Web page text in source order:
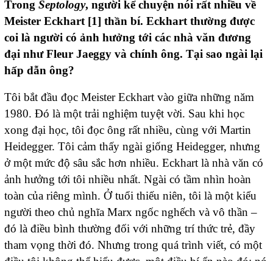
Trong Septology, người kể chuyện nói rất nhiều về
Meister Eckhart [1] thần bí. Eckhart thường được
coi là người có ảnh hưởng tới các nhà văn đương
đại như Fleur Jaeggy và chính ông. Tại sao ngài lại
hấp dẫn ông?
Tôi bắt đầu đọc Meister Eckhart vào giữa những năm
1980. Đó là một trải nghiệm tuyệt vời. Sau khi học
xong đại học, tôi đọc ông rất nhiều, cùng với Martin
Heidegger. Tôi cảm thấy ngài giống Heidegger, nhưng
ở một mức độ sâu sắc hơn nhiều. Eckhart là nhà văn có
ảnh hưởng tới tôi nhiều nhất. Ngài có tầm nhìn hoàn
toàn của riêng mình. Ở tuổi thiếu niên, tôi là một kiểu
người theo chủ nghĩa Marx ngốc nghếch và vô thần –
đó là điều bình thường đối với những trí thức trẻ, đầy
tham vọng thời đó. Nhưng trong quá trình viết, có một